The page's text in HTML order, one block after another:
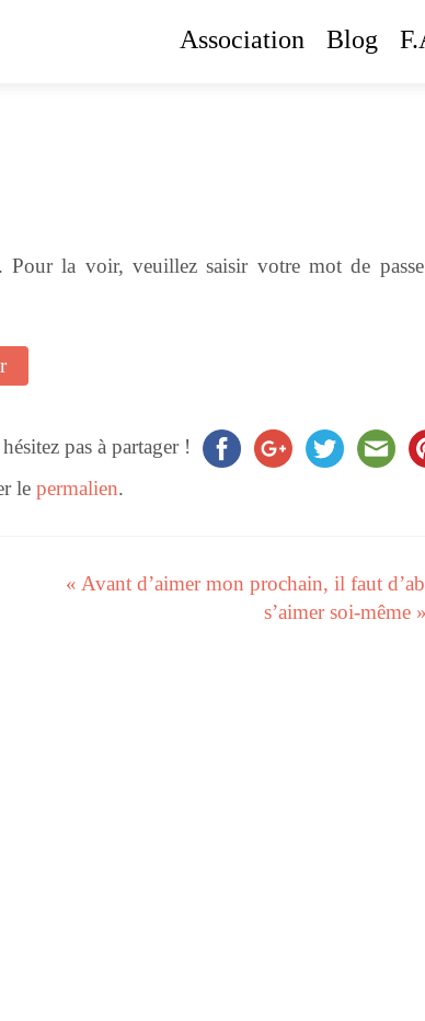
Association Blog
Pour la voir, veuillez saisir votre mot de
pas à partager !
le permalien.
« Avant d’aimer mon prochain, il faut
s’aimer soi-même »